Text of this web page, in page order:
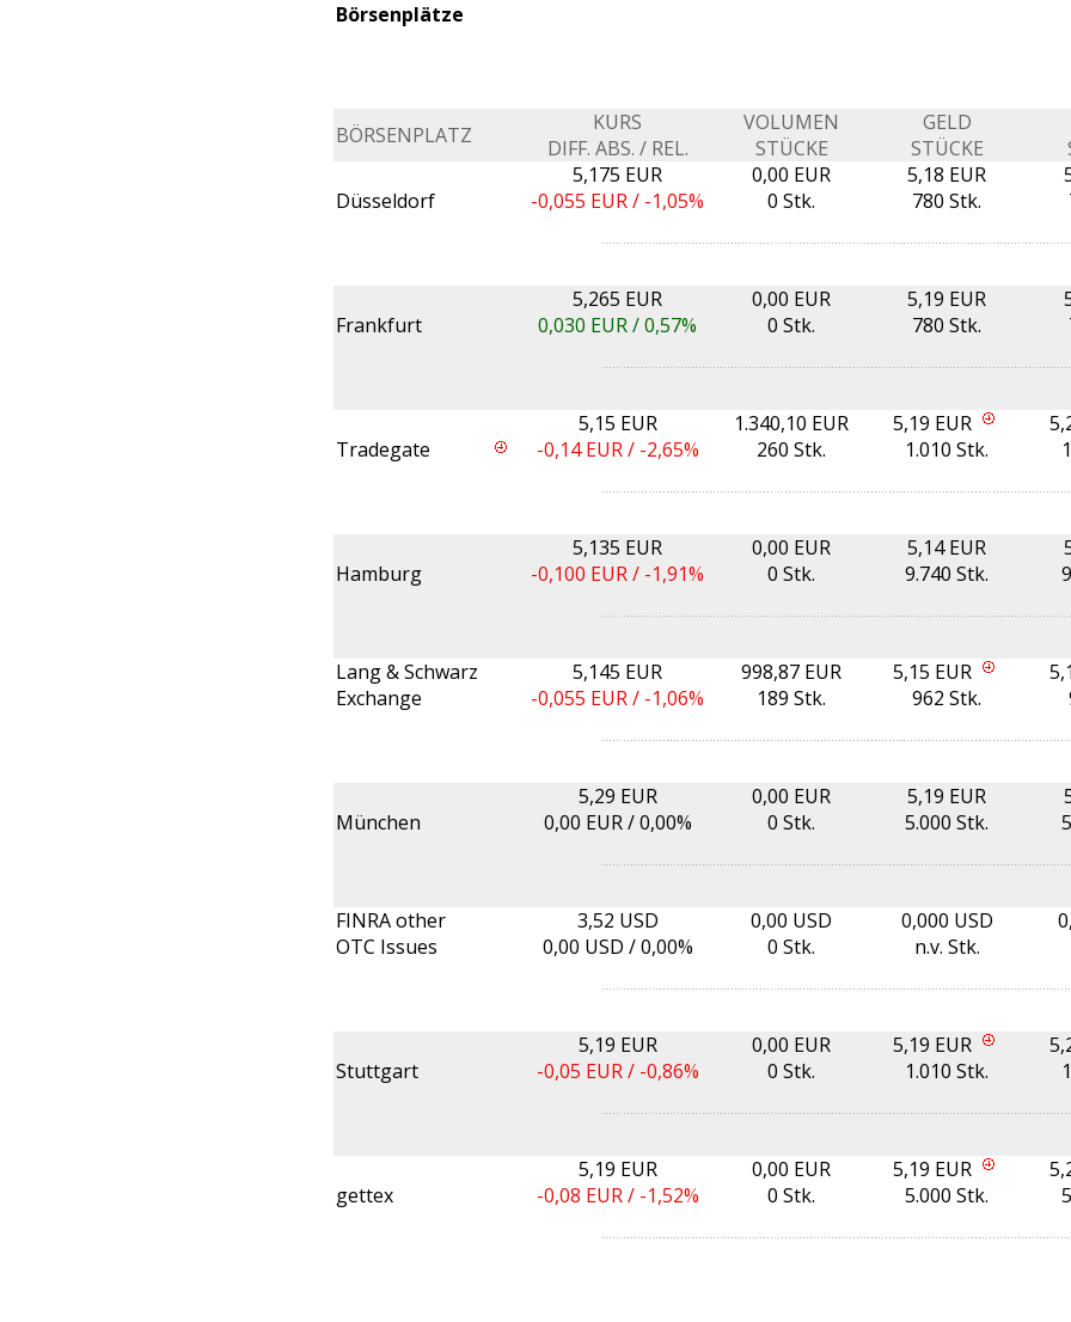
Börsenplätze
BÖRSENPLATZ
KURS
DIFF. ABS. / REL.
VOLUMEN
STÜCKE
GELD
STÜCKE
Düsseldorf
5,175 EUR
-0,055 EUR / -1,05%
0,00 EUR
0 Stk.
5,18 EUR
780 Stk.
Frankfurt
5,265 EUR
0,030 EUR /0,57%
0,00 EUR
0 Stk.
5,19 EUR
780 Stk.
Tradegate
5,15 EUR
-0,14EUR / -2,65%
1.340,10 EUR
260 Stk.
5,19 EUR
1.010 Stk.
Hamburg
5,135 EUR
-0,100 EUR / -1,91%
0,00 EUR
0 Stk.
5,14 EUR
9.740 Stk.
Lang & Schwarz
Exchange
5,145 EUR
-0,055 EUR / -1,06%
998,87 EUR
189 Stk.
5,15 EUR
962 Stk.
München
5,29 EUR
0,00 EUR /0,00%
0,00 EUR
0 Stk.
5,19 EUR
5.000 Stk.
FINRA other
OTC Issues
3,52 USD
0,00 USD /0,00%
0,00 USD
0 Stk.
0,000 USD
n.v. Stk.
Stuttgart
5,19 EUR
-0,05 EUR / -0,86%
0,00 EUR
0 Stk.
5,19 EUR
1.010 Stk.
gettex
5,19 EUR
-0,08 EUR / -1,52%
0,00 EUR
0 Stk.
5,19 EUR
5.000 Stk.